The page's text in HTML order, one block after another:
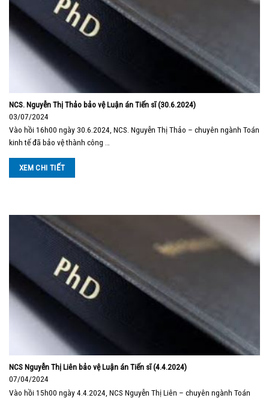
NCS. Nguyễn Thị Thảo bảo vệ Luận án Tiến sĩ (30.6.2024)
03/07/2024
Vào hồi 16h00 ngày 30.6.2024, NCS. Nguyễn Thị Thảo – chuyên ngành Toán
kinh tế đã bảo vệ thành công …
XEM CHI TIẾT
NCS Nguyễn Thị Liên bảo vệ Luận án Tiến sĩ (4.4.2024)
07/04/2024
Vào hồi 15h00 ngày 4.4.2024, NCS Nguyễn Thị Liên – chuyên ngành Toán